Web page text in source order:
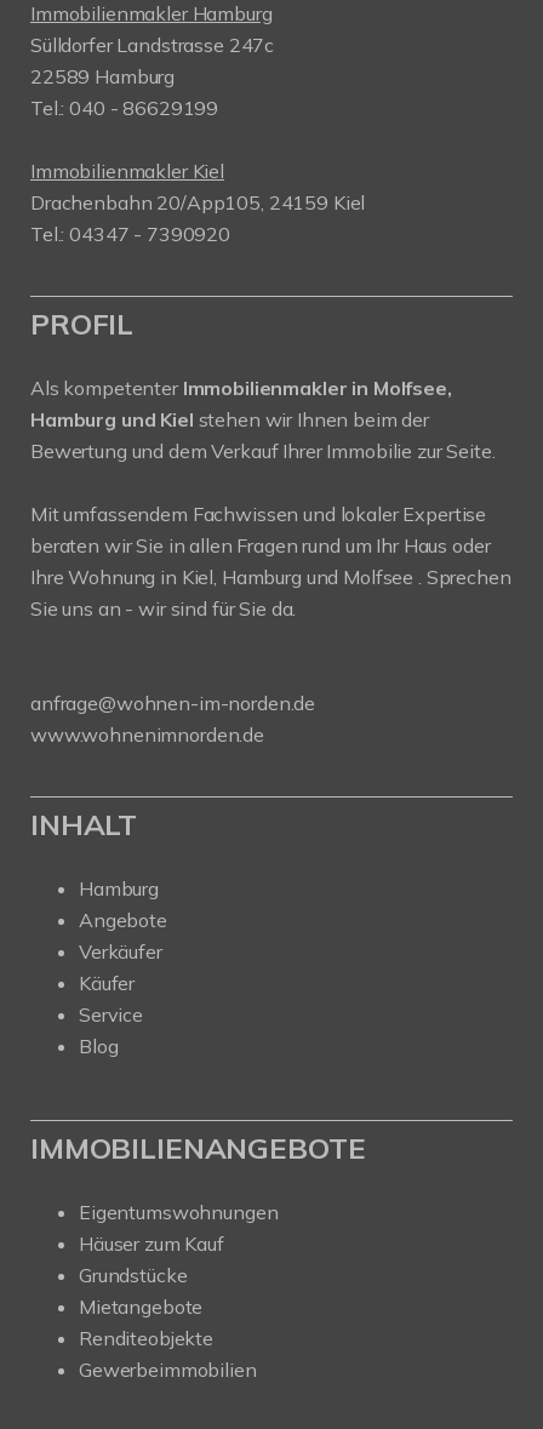
Immobilienmakler Hamburg
Sülldorfer Landstrasse 247c
22589 Hamburg
Tel.: 040 - 86629199
Immobilienmakler Kiel
Drachenbahn 20/App105, 24159 Kiel
Tel.: 04347 - 7390920
PROFIL
Als kompetenter Immobilienmakler in Molfsee,
Hamburg und Kiel stehen wir Ihnen beim der
Bewertung und dem Verkauf Ihrer Immobilie zur Seite.
Mit umfassendem Fachwissen und lokaler Expertise
beraten wir Sie in allen Fragen rund um Ihr Haus oder
Ihre Wohnung in Kiel, Hamburg und Molfsee . Sprechen
Sie uns an - wir sind für Sie da.
anfrage@wohnen-im-norden.de
www.wohnenimnorden.de
INHALT
Hamburg
Angebote
Verkäufer
Käufer
Service
Blog
IMMOBILIENANGEBOTE
Eigentumswohnungen
Häuser zum Kauf
Grundstücke
Mietangebote
Renditeobjekte
Gewerbeimmobilien